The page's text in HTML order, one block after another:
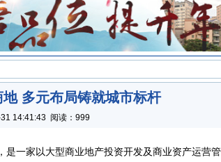
多元布局铸就城市标杆
14:41:43 阅读：999
一家以大型商业地产投资开发及商业资产运营管